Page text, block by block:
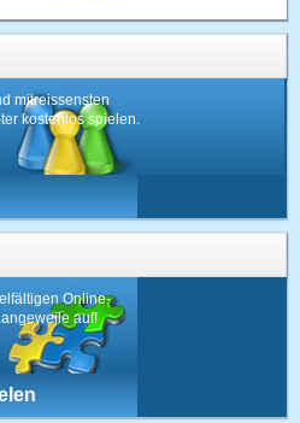
mitreissensten
kostenlos spielen.
Online-
auf!